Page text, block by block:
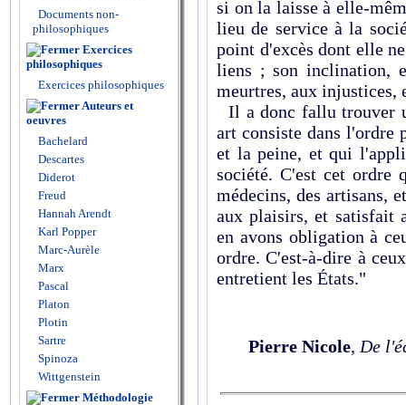
Documents non-
philosophiques
Exercices
philosophiques
Exercices philosophiques
Auteurs et
oeuvres
Bachelard
Descartes
Diderot
Freud
Hannah Arendt
Karl Popper
Marc-Aurèle
Marx
Pascal
Platon
Plotin
Sartre
Spinoza
Wittgenstein
Méthodologie
si on la laisse à elle-
lieu de service à la
point d'excès dont elle
liens ; son inclination,
meurtres, aux injustices,
Il a donc fallu trouver
art consiste dans
et la peine, et qui
société. C'est cet ordre
médecins, des artisans,
aux plaisirs, et satisfait
en avons obligation à
ordre. C'est-à-dire à
entretient les États."
Pierre Nicole, De